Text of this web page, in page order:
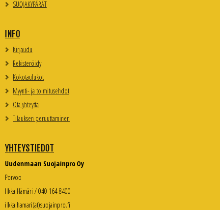
SUOJAKYPÄRÄT
INFO
Kirjaudu
Rekisteröidy
Kokotaulukot
Myynti- ja toimitusehdot
Ota yhteyttä
Tilauksen peruuttaminen
YHTEYSTIEDOT
Uudenmaan Suojainpro Oy
Porvoo
Ilkka Hämäri / 040 164 8400
ilkka.hamari(at)suojainpro.fi